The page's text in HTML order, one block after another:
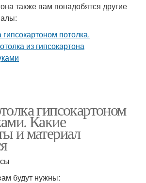
также вам понадобятся другие
гипсокартоном
Какие
и материал
будут нужны: